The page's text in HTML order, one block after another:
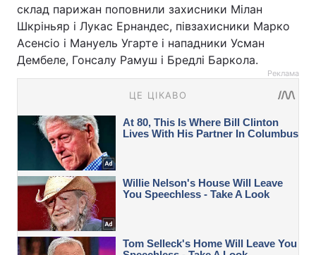
склад парижан поповнили захисники Мілан
Шкріньяр і Лукас Ернандес, півзахисники Марко
Асенсіо і Мануель Угарте і нападники Усман
Дембеле, Гонсалу Рамуш і Бредлі Баркола.
Реклама